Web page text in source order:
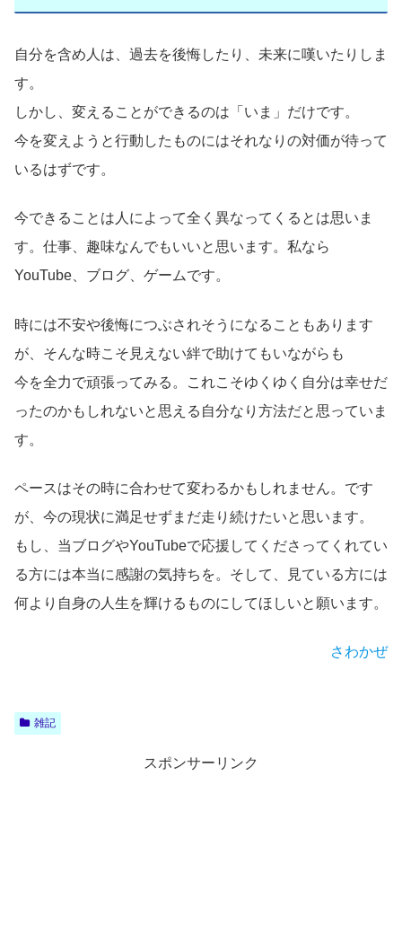
自分を含め人は、過去を後悔したり、未来に嘆いたりしま
す。
しかし、変えることができるのは「いま」だけです。
今を変えようと行動したものにはそれなりの対価が待って
いるはずです。
今できることは人によって全く異なってくるとは思いま
す。仕事、趣味なんでもいいと思います。私なら
YouTube、ブログ、ゲームです。
時には不安や後悔につぶされそうになることもあります
が、そんな時こそ見えない絆で助けてもいながらも
今を全力で頑張ってみる。これこそゆくゆく自分は幸せだ
ったのかもしれないと思える自分なり方法だと思っていま
す。
ペースはその時に合わせて変わるかもしれません。です
が、今の現状に満足せずまだ走り続けたいと思います。
もし、当ブログやYouTubeで応援してくださってくれてい
る方には本当に感謝の気持ちを。そして、見ている方には
何より自身の人生を輝けるものにしてほしいと願います。
さわかぜ
雑記
スポンサーリンク